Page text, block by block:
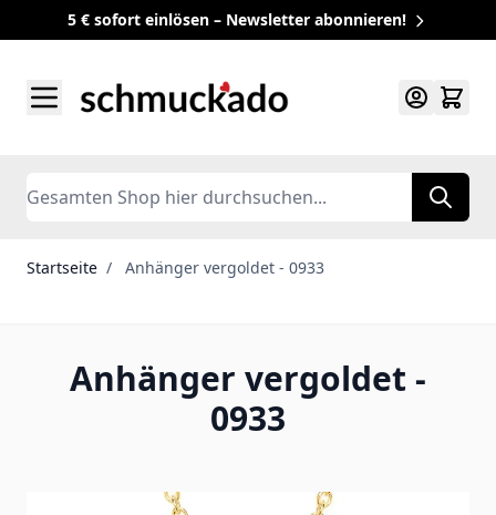
5 € sofort einlösen – Newsletter abonnieren!
Search
Startseite / Anhänger vergoldet - 0933
Anhänger vergoldet -
0933